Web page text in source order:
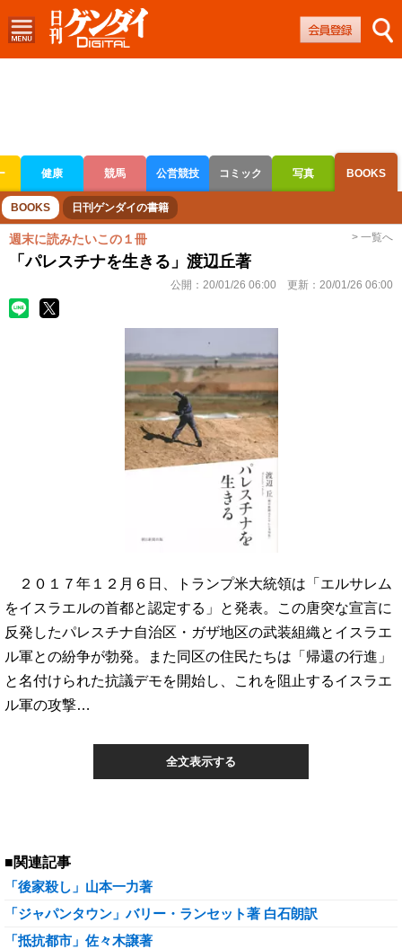
健康 競馬 公営競技 コミック 写真 BOOKS
ボートレース 競輪 オートレース
BOOKS 日刊ゲンダイの書籍
週末に読みたいこの１冊 > 一覧へ
「パレスチナを生きる」渡辺丘著
公開： 20/01/26 06:00 更新： 20/01/26 06:00
２０１７年１２月６日、トランプ米大統領は「エルサレム
をイスラエルの首都と認定する」と発表。この唐突な宣言に
反発したパレスチナ自治区・ガザ地区の武装組織とイスラエ
ル軍との紛争が勃発。また同区の住民たちは「帰還の行進」
と名付けられた抗議デモを開始し、これを阻止するイスラエ
ル軍の攻撃…
全文表示する
■関連記事
「後家殺し」山本一力著
「ジャパンタウン」バリー・ランセット著 白石朗訳
「抵抗都市」佐々木譲著